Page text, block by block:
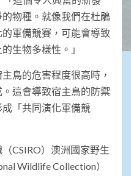
物種。就像我們在杜鵑
軍備競賽，可能會導致
生物多樣性。」
鳥的危害程度很高時，
這會導致宿主鳥的防禦
「共同演化軍備競
CSIRO）澳洲國家野生
Wildlife Collection）